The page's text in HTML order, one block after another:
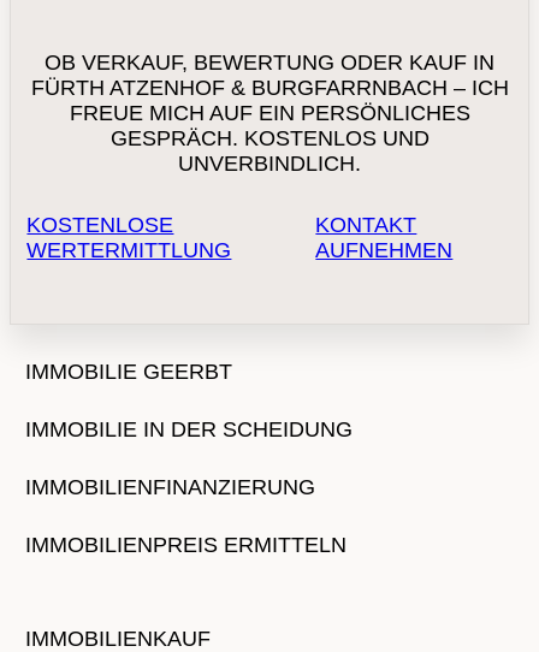
OB VERKAUF, BEWERTUNG ODER KAUF IN
FÜRTH ATZENHOF & BURGFARRNBACH – ICH
FREUE MICH AUF EIN PERSÖNLICHES
GESPRÄCH. KOSTENLOS UND
UNVERBINDLICH.
KOSTENLOSE
WERTERMITTLUNG
KONTAKT
AUFNEHMEN
IMMOBILIE GEERBT
IMMOBILIE IN DER SCHEIDUNG
IMMOBILIENFINANZIERUNG
IMMOBILIENPREIS ERMITTELN
IMMOBILIENKAUF